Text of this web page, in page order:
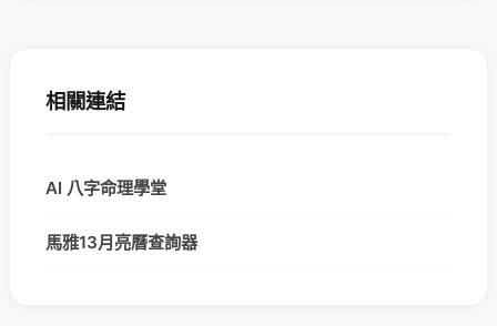
相關連結
AI 八字命理學堂
馬雅13月亮曆查詢器